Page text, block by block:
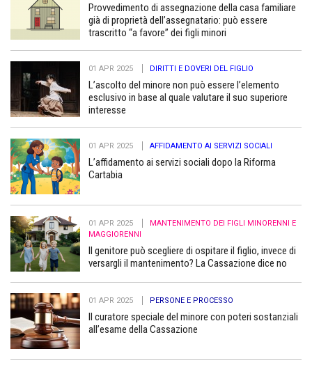
Provvedimento di assegnazione della casa familiare
già di proprietà dell’assegnatario: può essere
trascritto “a favore” dei figli minori
01 APR 2025 DIRITTI E DOVERI DEL FIGLIO
L’ascolto del minore non può essere l’elemento
esclusivo in base al quale valutare il suo superiore
interesse
01 APR 2025 AFFIDAMENTO AI SERVIZI SOCIALI
L’affidamento ai servizi sociali dopo la Riforma
Cartabia
01 APR 2025
MANTENIMENTO DEI FIGLI MINORENNI E
MAGGIORENNI
Il genitore può scegliere di ospitare il figlio, invece di
versargli il mantenimento? La Cassazione dice no
01 APR 2025 PERSONE E PROCESSO
Il curatore speciale del minore con poteri sostanziali
all’esame della Cassazione